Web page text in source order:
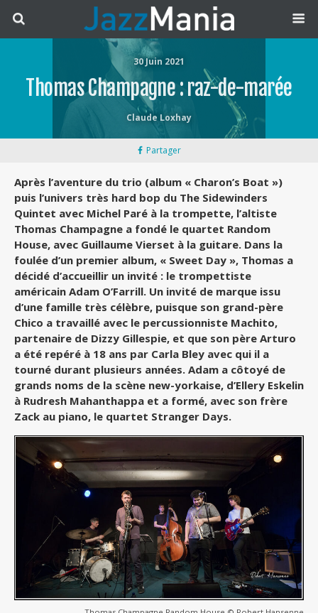
30 Juin 2021
Thomas Champagne : raz-de-marée
Claude Loxhay
Partager
Après l’aventure du trio (album « Charon’s Boat »)
puis l’univers très hard bop du The Sidewinders
Quintet avec Michel Paré à la trompette, l’altiste
Thomas Champagne a fondé le quartet Random
House, avec Guillaume Vierset à la guitare. Dans la
foulée d’un premier album, « Sweet Day », Thomas a
décidé d’accueillir un invité : le trompettiste
américain Adam O’Farrill. Un invité de marque issu
d’une famille très célèbre, puisque son grand-père
Chico a travaillé avec le percussionniste Machito,
partenaire de Dizzy Gillespie, et que son père Arturo
a été repéré à 18 ans par Carla Bley avec qui il a
tourné durant plusieurs années. Adam a côtoyé de
grands noms de la scène new-yorkaise, d’Ellery Eskelin
à Rudresh Mahanthappa et a formé, avec son frère
Zack au piano, le quartet Stranger Days.